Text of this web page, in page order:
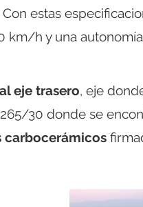
estas
km/h y una
eje trasero, eje
30 donde se
carbocerámicos